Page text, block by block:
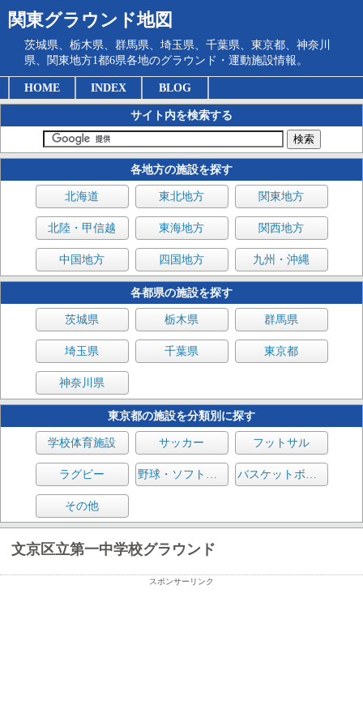
関東グラウンド地図
茨城県、栃木県、群馬県、埼玉県、千葉県、東京都、神奈川
県、関東地方1都6県各地のグラウンド・運動施設情報。
HOME INDEX BLOG
サイト内を検索する
各地方の施設を探す
北海道 東北地方 関東地方
北陸・甲信越 東海地方 関西地方
中国地方 四国地方 九州・沖縄
各都県の施設を探す
茨城県 栃木県 群馬県
埼玉県 千葉県 東京都
神奈川県
東京都の施設を分類別に探す
学校体育施設 サッカー フットサル
ラグビー 野球・ソフトボール バスケットボール
その他
文京区立第一中学校グラウンド
スポンサーリンク